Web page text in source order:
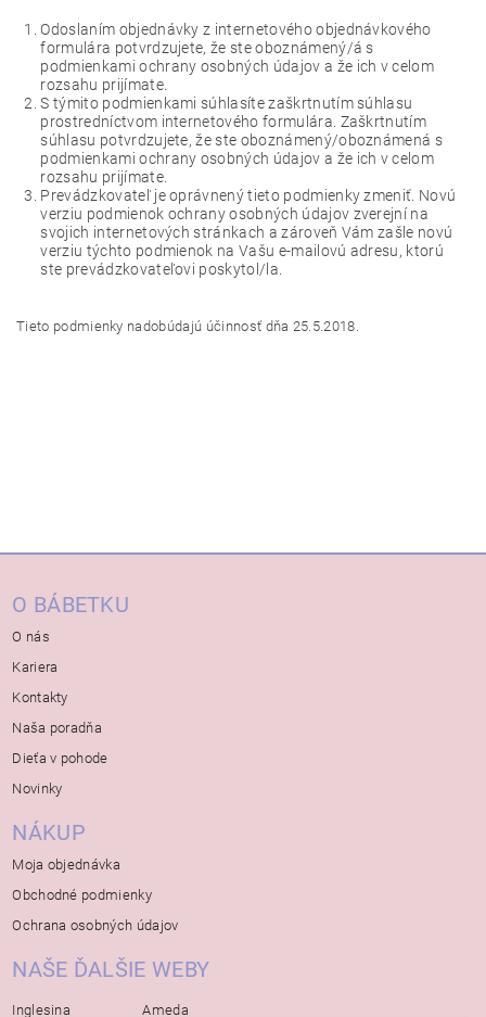
Odoslaním objednávky z internetového objednávkového
formulára potvrdzujete, že ste oboznámený/á s
podmienkami ochrany osobných údajov a že ich v celom
rozsahu prijímate.
S týmito podmienkami súhlasíte zaškrtnutím súhlasu
prostredníctvom internetového formulára. Zaškrtnutím
súhlasu potvrdzujete, že ste oboznámený/oboznámená s
podmienkami ochrany osobných údajov a že ich v celom
rozsahu prijímate.
Prevádzkovateľ je oprávnený tieto podmienky zmeniť. Novú
verziu podmienok ochrany osobných údajov zverejní na
svojich internetových stránkach a zároveň Vám zašle novú
verziu týchto podmienok na Vašu e-mailovú adresu, ktorú
ste prevádzkovateľovi poskytol/la.
Tieto podmienky nadobúdajú účinnosť dňa 25.5.2018.
O BÁBETKU
O nás
Kariera
Kontakty
Naša poradňa
Dieťa v pohode
Novinky
NÁKUP
Moja objednávka
Obchodné podmienky
Ochrana osobných údajov
NAŠE ĎALŠIE WEBY
Inglesina Ameda